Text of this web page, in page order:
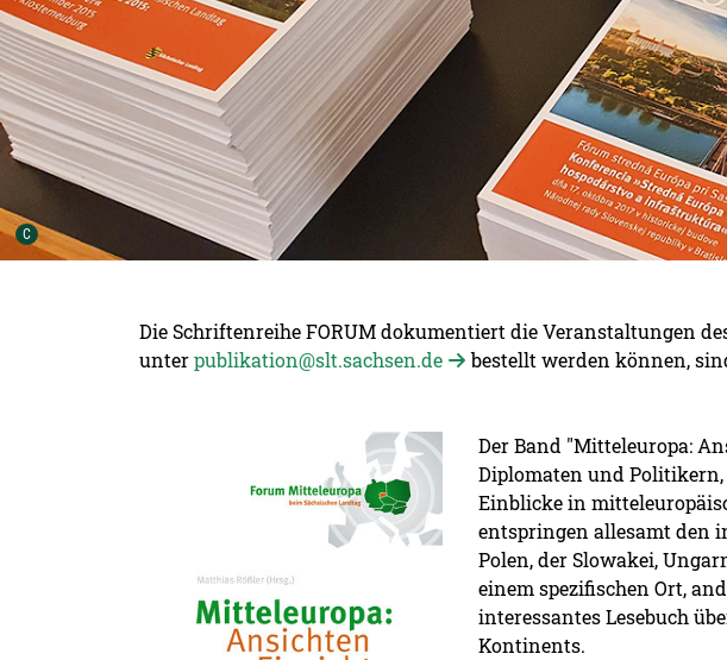
C Urheber der Grafik:
Die Schriftenreihe FORUM dokumentiert die Veranstaltungen
unterpublikation@slt.sachsen.de bestellt werden können,
Der Band "Mitteleuropa:
Diplomaten und
Einblicke in
entspringen allesamt den
Polen, der Slowakei,
einem spezifischen Ort,
interessantes Lesebuch
Kontinents.